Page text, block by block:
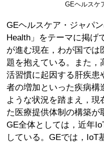
GEヘルスケ
GEヘルスケア・ジャパ
Health」をテーマに掲げ
が進む現在，わが国では
題を抱えている。また，
活習慣に起因する肝疾患
者の増加といった疾病構
ような状況を踏まえ，現
た医療提供体制の構築が
GE全体としては，近年
している。GEでは，IoT